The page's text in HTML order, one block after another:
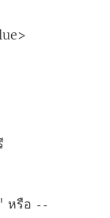
หรือ --